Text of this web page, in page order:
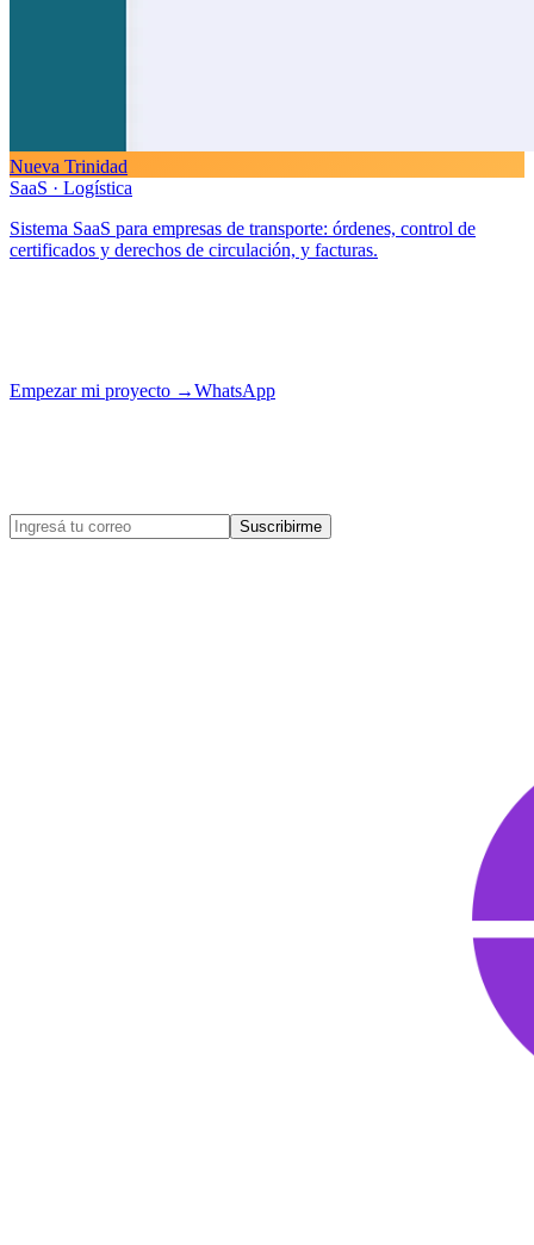
Nueva Trinidad
SaaS · Logística
Sistema SaaS para empresas de transporte: órdenes, control de
certificados y derechos de circulación, y facturas.
Empezar mi proyecto →WhatsApp
Suscribirme